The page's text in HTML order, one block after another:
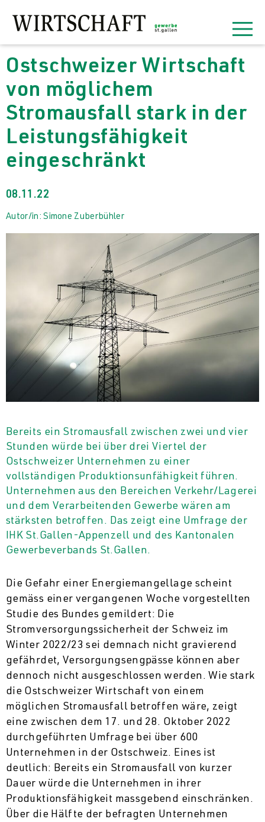
Ostschweizer Wirtschaft
von möglichem
Stromausfall stark in der
Leistungsfähigkeit
eingeschränkt
08.11.22
Autor/in: Simone Zuberbühler
Bereits ein Stromausfall zwischen zwei und vier
Stunden würde bei über drei Viertel der
Ostschweizer Unternehmen zu einer
vollständigen Produktionsunfähigkeit führen.
Unternehmen aus den Bereichen Verkehr/Lagerei
und dem Verarbeitenden Gewerbe wären am
stärksten betroffen. Das zeigt eine Umfrage der
IHK St.Gallen-Appenzell und des Kantonalen
Gewerbeverbands St.Gallen.
Die Gefahr einer Energiemangellage scheint
gemäss einer vergangenen Woche vorgestellten
Studie des Bundes gemildert: Die
Stromversorgungssicherheit der Schweiz im
Winter 2022/23 sei demnach nicht gravierend
gefährdet, Versorgungsengpässe können aber
dennoch nicht ausgeschlossen werden. Wie stark
die Ostschweizer Wirtschaft von einem
möglichen Stromausfall betroffen wäre, zeigt
eine zwischen dem 17. und 28. Oktober 2022
durchgeführten Umfrage bei über 600
Unternehmen in der Ostschweiz. Eines ist
deutlich: Bereits ein Stromausfall von kurzer
Dauer würde die Unternehmen in ihrer
Produktionsfähigkeit massgebend einschränken.
Über die Hälfte der befragten Unternehmen